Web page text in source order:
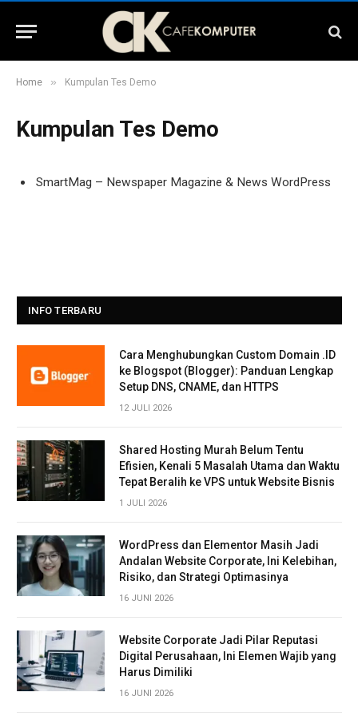
Home » Kumpulan Tes Demo
Kumpulan Tes Demo
SmartMag – Newspaper Magazine & News WordPress
INFO TERBARU
Cara Menghubungkan Custom Domain .ID
ke Blogspot (Blogger): Panduan Lengkap
Setup DNS, CNAME, dan HTTPS
12 JULI 2026
Shared Hosting Murah Belum Tentu
Efisien, Kenali 5 Masalah Utama dan Waktu
Tepat Beralih ke VPS untuk Website Bisnis
1 JULI 2026
WordPress dan Elementor Masih Jadi
Andalan Website Corporate, Ini Kelebihan,
Risiko, dan Strategi Optimasinya
16 JUNI 2026
Website Corporate Jadi Pilar Reputasi
Digital Perusahaan, Ini Elemen Wajib yang
Harus Dimiliki
16 JUNI 2026